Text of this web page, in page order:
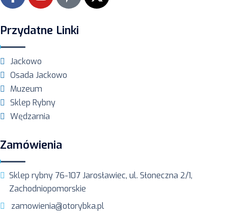
Przydatne Linki
Jackowo
Osada Jackowo
Muzeum
Sklep Rybny
Wędzarnia
Zamówienia
Sklep rybny 76-107 Jarosławiec, ul. Słoneczna 2/1,
Zachodniopomorskie
zamowienia@otorybka.pl